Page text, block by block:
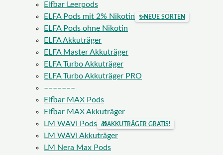
Elfbar Leerpods
ELFA Pods mit 2% Nikotin
✨NEUE SORTEN
ELFA Pods ohne Nikotin
ELFA Akkuträger
ELFA Master Akkuträger
ELFA Turbo Akkuträger
ELFA Turbo Akkuträger PRO
–––––––
Elfbar MAX Pods
Elfbar MAX Akkuträger
LM WAVI Pods
🎁AKKUTRÄGER GRATIS!
LM WAVI Akkuträger
LM Nera Max Pods